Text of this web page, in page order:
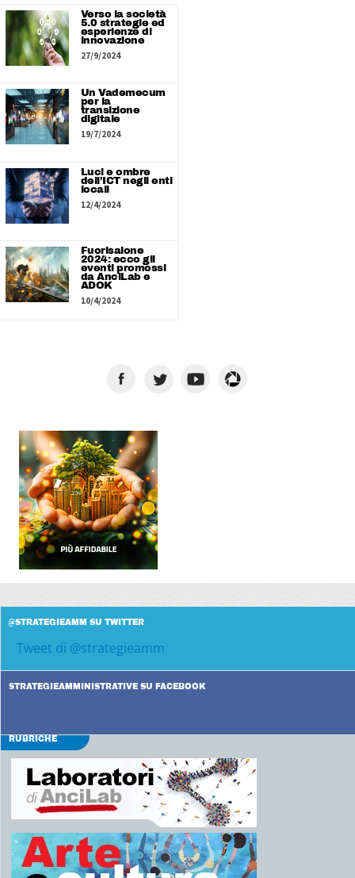
Verso la società
5.0 strategie ed
esperienze di
innovazione
27/9/2024
Un Vademecum
per la
transizione
digitale
19/7/2024
Luci e ombre
dell’ICT negli enti
locali
12/4/2024
Fuorisalone
2024: ecco gli
eventi promossi
da AnciLab e
ADOK
10/4/2024
@STRATEGIEAMM SU TWITTER
Tweet di @strategieamm
STRATEGIEAMMINISTRATIVE SU FACEBOOK
RUBRICHE